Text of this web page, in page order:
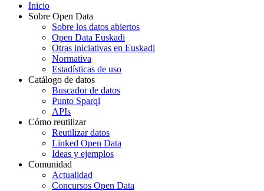
Inicio
Sobre Open Data
Sobre los datos abiertos
Open Data Euskadi
Otras iniciativas en Euskadi
Normativa
Estadísticas de uso
Catálogo de datos
Buscador de datos
Punto Sparql
APIs
Cómo reutilizar
Reutilizar datos
Linked Open Data
Ideas y ejemplos
Comunidad
Actualidad
Concursos Open Data